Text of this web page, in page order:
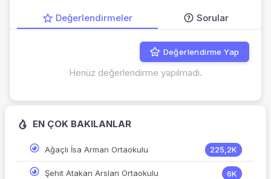
Değerlendirmeler Sorular
Değerlendirme Yap
Henüz değerlendirme yapılmadı.
EN ÇOK BAKILANLAR
Ağaçlı İsa Arman Ortaokulu 225,2K
Şehit Atakan Arslan Ortaokulu 6K